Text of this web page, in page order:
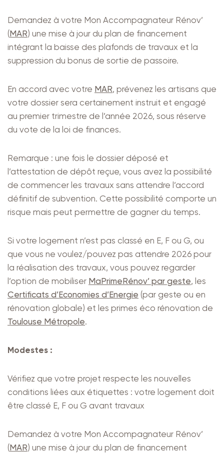
Demandez à votre Mon Accompagnateur Rénov’
(MAR) une mise à jour du plan de financement
intégrant la baisse des plafonds de travaux et la
suppression du bonus de sortie de passoire.
En accord avec votre MAR, prévenez les artisans que
votre dossier sera certainement instruit et engagé
au premier trimestre de l’année 2026, sous réserve
du vote de la loi de finances.
Remarque : une fois le dossier déposé et
l’attestation de dépôt reçue, vous avez la possibilité
de commencer les travaux sans attendre l’accord
définitif de subvention. Cette possibilité comporte un
risque mais peut permettre de gagner du temps.
Si votre logement n’est pas classé en E, F ou G, ou
que vous ne voulez/pouvez pas attendre 2026 pour
la réalisation des travaux, vous pouvez regarder
l’option de mobiliser MaPrimeRénov’ par geste, les
Certificats d’Economies d’Energie (par geste ou en
rénovation globale) et les primes éco rénovation de
Toulouse Métropole.
Modestes :
Vérifiez que votre projet respecte les nouvelles
conditions liées aux étiquettes : votre logement doit
être classé E, F ou G avant travaux
Demandez à votre Mon Accompagnateur Rénov’
(MAR) une mise à jour du plan de financement